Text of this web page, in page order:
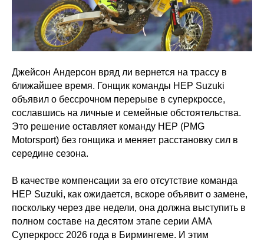
Джейсон Андерсон вряд ли вернется на трассу в
ближайшее время. Гонщик команды HEP Suzuki
объявил о бессрочном перерыве в суперкроссе,
сославшись на личные и семейные обстоятельства.
Это решение оставляет команду HEP (PMG
Motorsport) без гонщика и меняет расстановку сил в
середине сезона.
В качестве компенсации за его отсутствие команда
HEP Suzuki, как ожидается, вскоре объявит о замене,
поскольку через две недели, она должна выступить в
полном составе на десятом этапе серии АМА
Суперкросс 2026 года в Бирмингеме. И этим